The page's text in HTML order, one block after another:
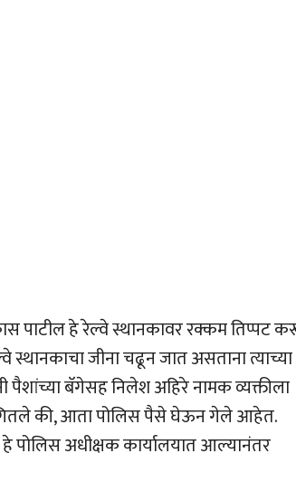
पाटील हे रेल्वे स्थानकावर रक्कम तिप्पट
स्थानकाचा जीना चढून जात असताना त्याच्या
बॅगेसह निलेश अहिरे नामक व्यक्तीला
की, आता पोलिस पैसे घेऊन गेले आहेत.
पोलिस अधीक्षक कार्यालयात आल्यानंतर